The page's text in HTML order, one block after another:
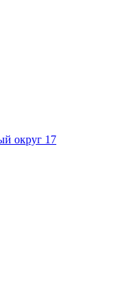
округ 17